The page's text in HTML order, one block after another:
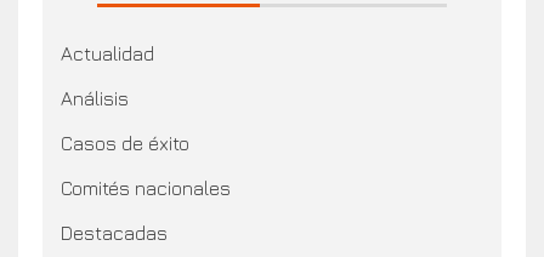
Actualidad
Análisis
Casos de éxito
Comités nacionales
Destacadas